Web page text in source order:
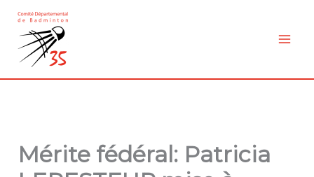
contenu
Mérite fédéral: Patricia